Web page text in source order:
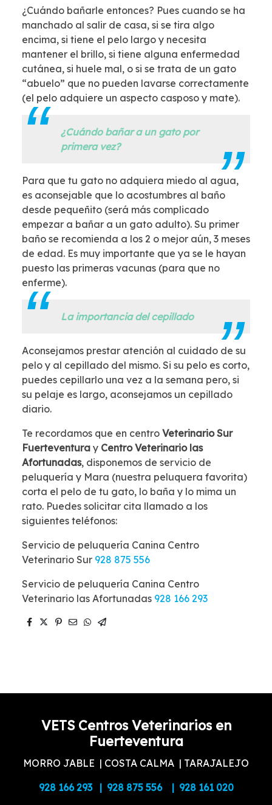
¿Cuándo bañarle entonces? Pues cuando se ha
manchado al salir de casa, si se tira algo
encima, si tiene el pelo largo y necesita
mantener el brillo, si tiene alguna enfermedad
cutánea, si huele mal, o si se trata de un gato
“abuelo” que no pueden lavarse correctamente
(el pelo adquiere un aspecto casposo y mate).
¿Cuándo bañar a un gato por
primera vez?
Para que tu gato no adquiera miedo al agua,
es aconsejable que lo acostumbres al baño
desde pequeñito (será más complicado
empezar a bañar a un gato adulto). Su primer
baño se recomienda a los 2 o mejor aún, 3 meses
de edad. Es muy importante que ya se le hayan
puesto las primeras vacunas (para que no
enferme).
La importancia del cepillado
Aconsejamos prestar atención al cuidado de su
pelo y al cepillado del mismo. Si su pelo es corto,
puedes cepillarlo una vez a la semana pero, si
su pelaje es largo, aconsejamos un cepillado
diario.
Te recordamos que en centro Veterinario Sur
Fuerteventura y Centro Veterinario las
Afortunadas, disponemos de servicio de
peluquería y Mara (nuestra peluquera favorita)
corta el pelo de tu gato, lo baña y lo mima un
rato. Puedes solicitar cita llamado a los
siguientes teléfonos:
Servicio de peluquería Canina Centro
Veterinario Sur 928 875 556
Servicio de peluquería Canina Centro
Veterinario las Afortunadas 928 166 293
VETS Centros Veterinarios en
Fuerteventura
MORRO JABLE | COSTA CALMA | TARAJALEJO
928 166 293 | 928 875 556 | 928 161 020